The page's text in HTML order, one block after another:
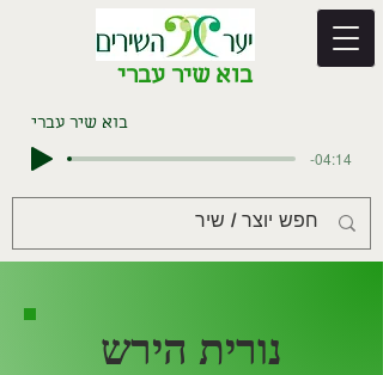
בוא שיר עברי
בוא שיר עברי
-04:14
נורית הירש